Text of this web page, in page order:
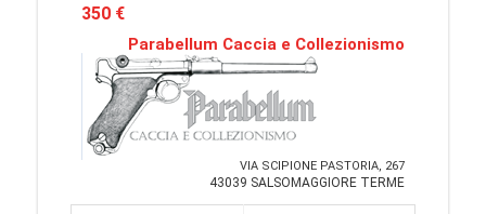
350 €
Parabellum Caccia e Collezionismo
VIA SCIPIONE PASTORIA, 267
43039 SALSOMAGGIORE TERME